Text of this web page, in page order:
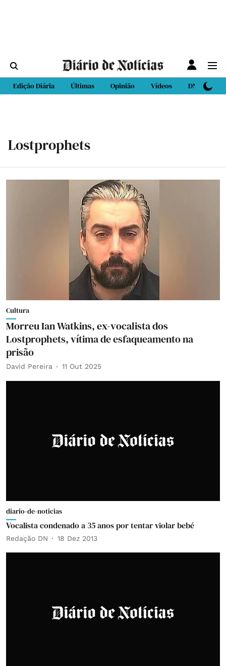
Edição Diária Últimas Opinião Vídeos DN Sport
Lostprophets
Cultura
Morreu Ian Watkins, ex-vocalista dos
Lostprophets, vítima de esfaqueamento na
prisão
David Pereira 11 Out 2025
diario-de-noticias
Vocalista condenado a 35 anos por tentar violar bebé
Redação DN 18 Dez 2013